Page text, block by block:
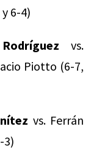
6-4)
vs.
Piotto (6-7,
vs. Ferrán
3)